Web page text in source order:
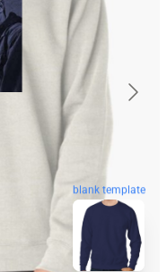
blank template